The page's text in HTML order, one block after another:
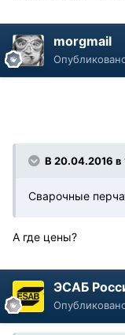
morgmail
В 20.04.2016 в
Сварочные
А где цены?
ЭСАБ